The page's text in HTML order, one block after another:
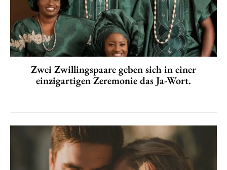
Zwei Zwillingspaare geben sich in einer
einzigartigen Zeremonie das Ja-Wort.